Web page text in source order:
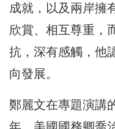
成就，以及兩岸擁
欣賞、相互尊重，
抗，深有感觸，他
向發展。
鄭麗文在專題演講